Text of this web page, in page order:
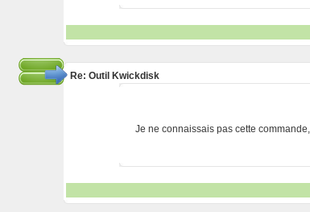
Re: Outil Kwickdisk
Je ne connaissais pas cette